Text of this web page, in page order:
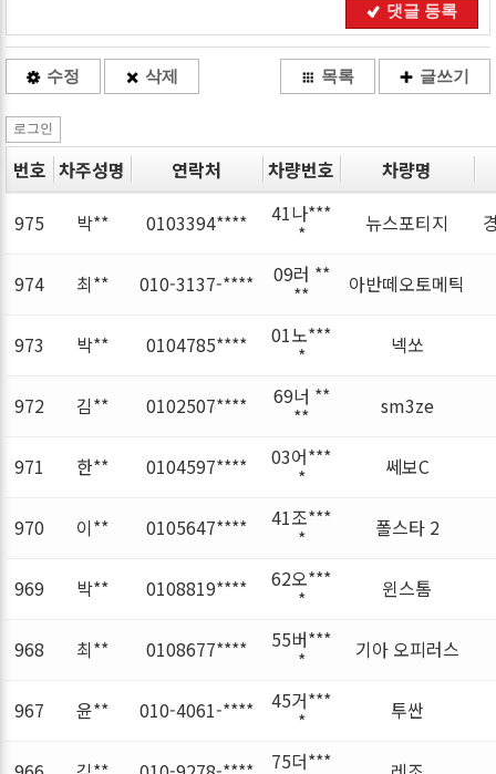
댓글 등록
수정 삭제 목록 글쓰기
로그인
번호 차주성명 연락처 차량번호
차량명
975
박** 0103394**** 41나***
* 뉴스포티지
974 최** 010-3137-**** 09러 **
** 아반떼오토메틱
973 박** 0104785**** 01노***
* 넥쏘
972 김** 0102507**** 69너 **
** sm3ze
971 한** 0104597**** 03어***
* 쎄보C
970 이** 0105647**** 41조***
* 폴스타 2
969 박** 0108819**** 62오***
* 윈스톰
968 최** 0108677**** 55버***
* 기아 오피러스
967 윤** 010-4061-**** 45거***
* 투싼
75더***